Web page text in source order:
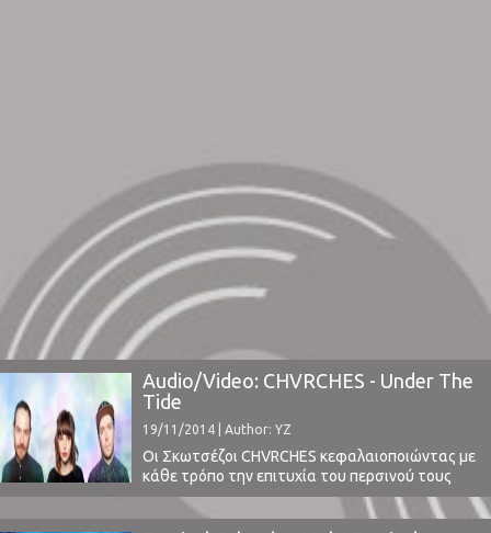
Audio/Video: CHVRCHES - Under The
Tide
19/11/2014 | Author: YZ
Οι Σκωτσέζοι CHVRCHES κεφαλαιοποιώντας με
κάθε τρόπο την επιτυχία του περσινού τους
άλμπουμ "The Bones Of What You Believe"
κυκλοφόρησαν πρόσφατα το 6ο (!) single